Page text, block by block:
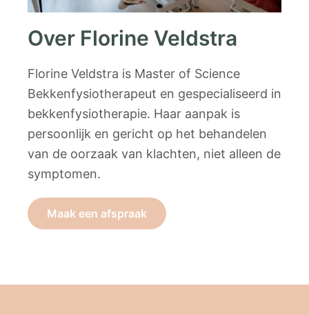
Over Florine Veldstra
Florine Veldstra is Master of Science
Bekkenfysiotherapeut en gespecialiseerd in
bekkenfysiotherapie. Haar aanpak is
persoonlijk en gericht op het behandelen
van de oorzaak van klachten, niet alleen de
symptomen.
Maak een afspraak